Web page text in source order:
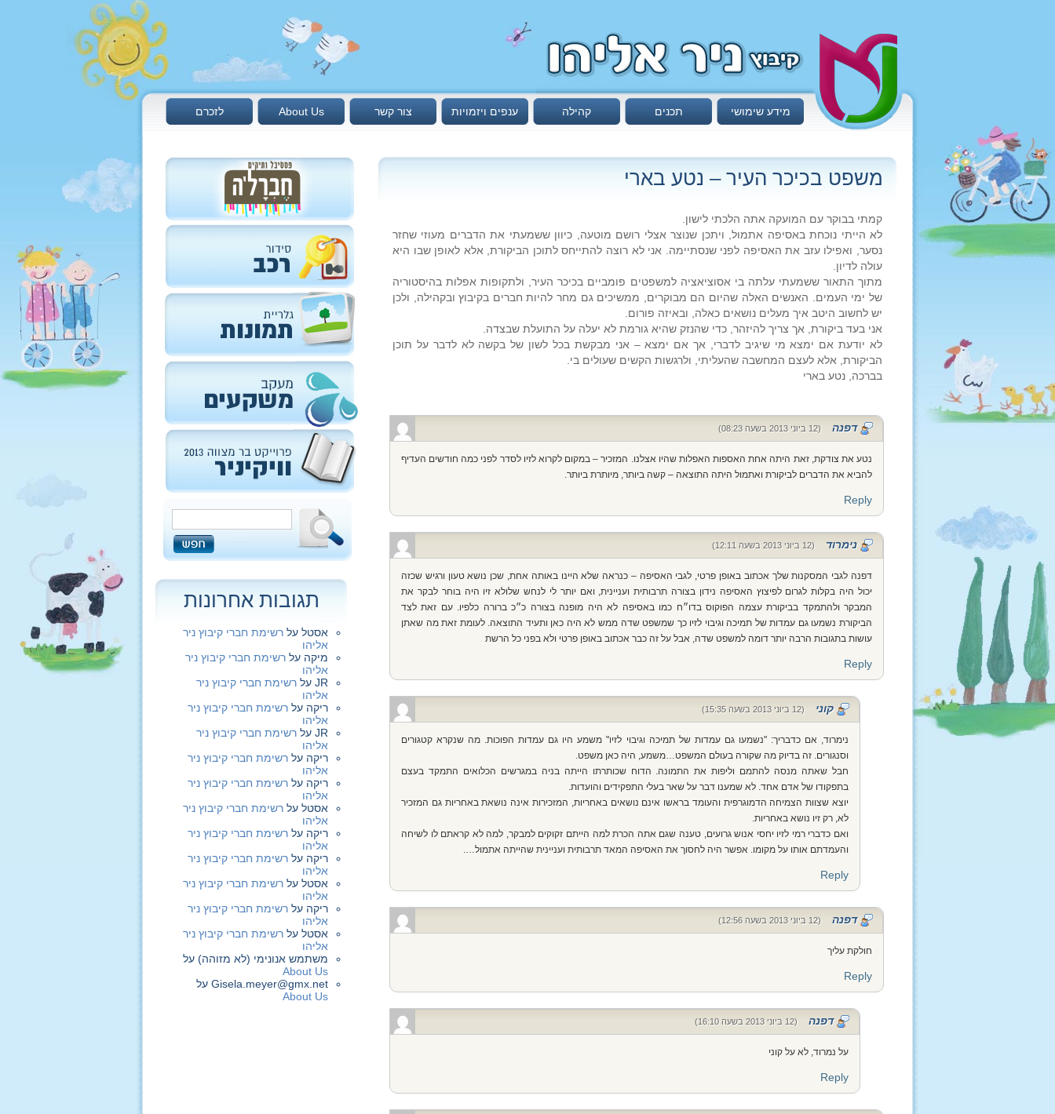
לזכרם About Us צור קשר ענפים ויזמויות קהילה תכנים מידע שימושי
משפט בכיכר העיר – נטע בארי
קמתי בבוקר עם המועקה אתה הלכתי לישון.
לא הייתי נוכחת באסיפה אתמול, ויתכן שנוצר אצלי רושם מוטעה, כיוון ששמעתי את הדברים מעוזי שחזר
נסער, ואפילו עזב את האסיפה לפני שנסתיימה. אני לא רוצה להתייחס לתוכן הביקורת, אלא לאופן שבו היא
עולה לדיון.
מתוך התאור ששמעתי עלתה בי אסוציאציה למשפטים פומביים בכיכר העיר, ולתקופות אפלות בהיסטוריה
של ימי העמים. האנשים האלה שהיום הם מבוקרים, ממשיכים גם מחר להיות חברים בקיבוץ ובקהילה, ולכן
יש לחשוב היטב איך מעלים נושאים כאלה, ובאיזה פורום.
אני בעד ביקורת, אך צריך להיזהר, כדי שהנזק שהיא גורמת לא יעלה על התועלת שבצדה.
לא יודעת אם ימצא מי שיגיב לדברי, אך אם ימצא – אני מבקשת בכל לשון של בקשה לא לדבר על תוכן
הביקורת, אלא לעצם המחשבה שהעליתי, ולרגשות הקשים שעולים בי.
בברכה, נטע בארי
דפנה (12 ביוני 2013 בשעה 08:23)
נטע את צודקת, זאת היתה אחת האספות האפלות שהיו אצלנו. המזכיר – במקום לקרוא לזיו לסדר לפני כמה חודשים העדיף
להביא את הדברים לביקורת ואתמול היתה התוצאה – קשה ביותר, מיותרת ביותר.
Reply
נימרוד (12 ביוני 2013 בשעה 12:11)
דפנה לגבי המסקנות שלך אכתוב באופן פרטי, לגבי האסיפה – כנראה שלא היינו באותה אחת, שכן נושא טעון ורגיש שכזה
יכול היה בקלות לגרום לפיצוץ האסיפה נידון בצורה תרבותית ועניינית, ואם יותר לי לנחש שלולא זיו היה בוחר לבקר את
המבקר ולהתמקד בביקורת עצמה הפוקוס בדו״ח כמו באסיפה לא היה מופנה בצורה כ״כ ברורה כלפיו. עם זאת לצד
הביקורת נשמעו גם עמדות של תמיכה וגיבוי לזיו כך שמשפט שדה ממש לא היה כאן ותעיד התוצאה. לעומת זאת מה שאתן
עושות בתגובות הרבה יותר דומה למשפט שדה, אבל על זה כבר אכתוב באופן פרטי ולא בפני כל הרשת
Reply
קוני (12 ביוני 2013 בשעה 15:35)
נימרוד, אם כדבריך: "נשמעו גם עמדות של תמיכה וגיבוי לזיו" משמע היו גם עמדות הפוכות. מה שנקרא קטגורים
וסנגורים. זה בדיוק מה שקורה בעולם המשפט…משמע, היה כאן משפט.
חבל שאתה מנסה להתמם וליפות את התמונה. הדוח שכותרתו הייתה בניה במגרשים הכלואים התמקד בעצם
בתפקודו של אדם אחד. לא שמענו דבר על שאר בעלי התפקידים והועדות.
יוצא שצוות הצמיחה הדמוגרפית והעומד בראשו אינם נושאים באחריות, המזכירות אינה נושאת באחריות גם המזכיר
לא, רק זיו נושא באחריות.
ואם כדברי רמי לזיו יחסי אנוש גרועים, טענה שגם אתה הכרת למה הייתם זקוקים למבקר, למה לא קראתם לו לשיחה
והעמדתם אותו על מקומו. אפשר היה לחסוך את האסיפה המאד תרבותית ועניינית שהייתה אתמול….
Reply
דפנה (12 ביוני 2013 בשעה 12:56)
חולקת עליך
Reply
דפנה (12 ביוני 2013 בשעה 16:10)
על נמרוד, לא על קוני
Reply
תגובות אחרונות
אסטל על רשימת חברי קיבוץ ניר
אליהו
מיקה על רשימת חברי קיבוץ ניר
אליהו
JR על רשימת חברי קיבוץ ניר
אליהו
ריקה על רשימת חברי קיבוץ ניר
אליהו
JR על רשימת חברי קיבוץ ניר
אליהו
ריקה על רשימת חברי קיבוץ ניר
אליהו
ריקה על רשימת חברי קיבוץ ניר
אליהו
אסטל על רשימת חברי קיבוץ ניר
אליהו
ריקה על רשימת חברי קיבוץ ניר
אליהו
ריקה על רשימת חברי קיבוץ ניר
אליהו
אסטל על רשימת חברי קיבוץ ניר
אליהו
ריקה על רשימת חברי קיבוץ ניר
אליהו
אסטל על רשימת חברי קיבוץ ניר
אליהו
משתמש אנונימי (לא מזוהה) על
About Us
Gisela.meyer@gmx.net על
About Us